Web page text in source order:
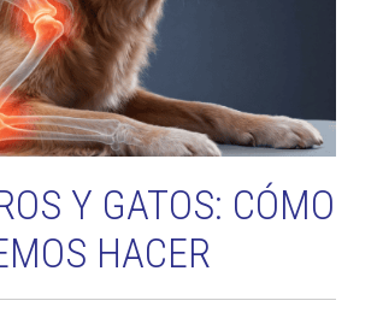
Y GATOS: CÓMO
HACER